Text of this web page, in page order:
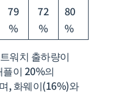
79
%
72
%
80
%
워치 출하량이
이 20%의
, 화웨이(16%)와